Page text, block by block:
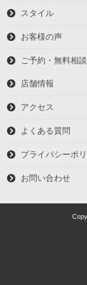
スタイル
お客様の声
ご予約・無料相談
店舗情報
アクセス
よくある質問
プライバシーポ
お問い合わせ